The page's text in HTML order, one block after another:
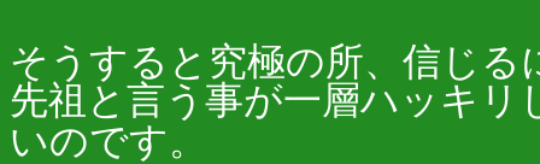
そうすると究極の所、信じ
先祖と言う事が一層ハッキ
いのです。